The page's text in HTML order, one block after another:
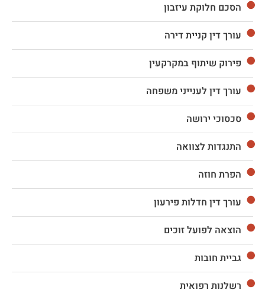
הסכם חלוקת עיזבון
עורך דין קניית דירה
פירוק שיתוף במקרקעין
עורך דין לענייני משפחה
סכסוכי ירושה
התנגדות לצוואה
הפרת חוזה
עורך דין חדלות פירעון
הוצאה לפועל זוכים
גביית חובות
רשלנות רפואית